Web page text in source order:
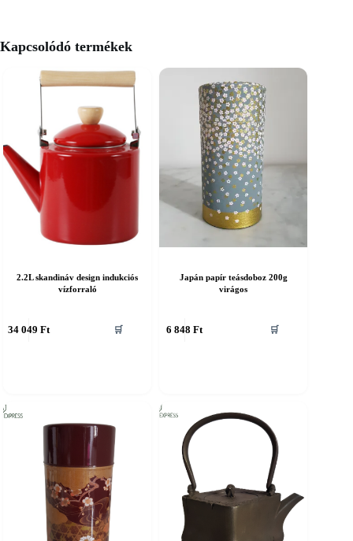
Kapcsolódó termékek
2.2L skandináv design indukciós
vízforraló
34 049 Ft 🛒
Japán papír teásdoboz 200g
virágos
6 848Ft 🛒